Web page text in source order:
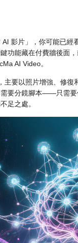
影片」，你可能已
功能藏在付費牆後面
AI Video。
主要以照片增強、修
要分鏡腳本——只需
足之處。